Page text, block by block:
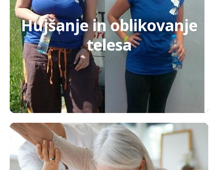
Hujšanje in oblikovanje
telesa